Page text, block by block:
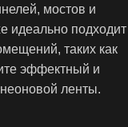
мостов и
идеально подходит
таких как
эффектный и
ленты.